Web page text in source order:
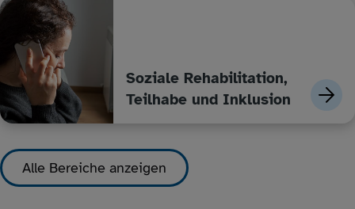
Soziale Rehabilitation,
Teilhabe und Inklusion
Alle Bereiche anzeigen